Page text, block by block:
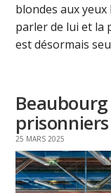
blondes aux
parler de lui et la
est désormais
prisonniers
25 MARS 2025